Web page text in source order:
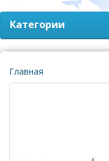
Категории
Главная